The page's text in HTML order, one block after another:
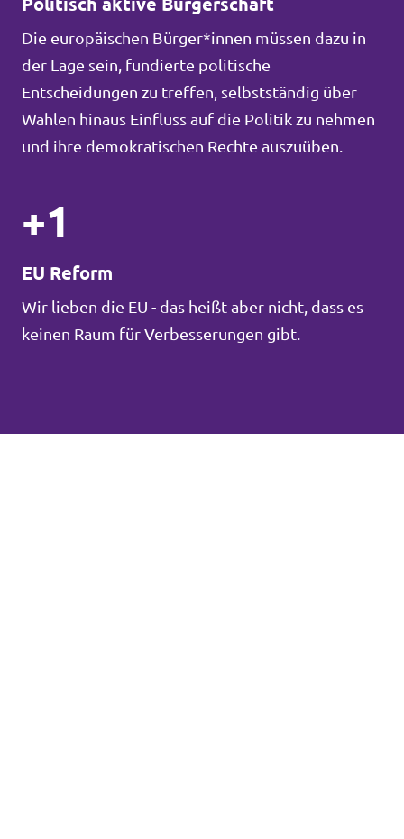
Politisch aktive Bürgerschaft
Die europäischen Bürger*innen müssen dazu in
der Lage sein, fundierte politische
Entscheidungen zu treffen, selbstständig über
Wahlen hinaus Einfluss auf die Politik zu nehmen
und ihre demokratischen Rechte auszuüben.
+1
EU Reform
Wir lieben die EU - das heißt aber nicht, dass es
keinen Raum für Verbesserungen gibt.